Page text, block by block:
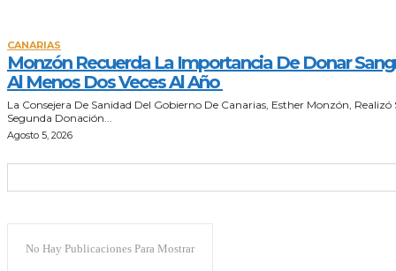
CANARIAS
Monzón Recuerda La Importancia De Donar
Al Menos Dos Veces Al Año
La Consejera De Sanidad Del Gobierno De Canarias, Esther Monzón, Realizó
Segunda Donación...
Agosto 5, 2026
No Hay Publicaciones Para Mostrar